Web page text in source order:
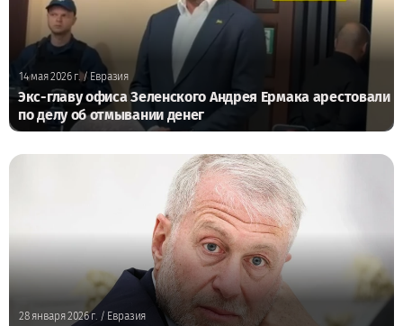
14 мая 2026 г./ Евразия
Экс-главу офиса Зеленского Андрея Ермака арестовали
по делу об отмывании денег
28 января 2026 г. / Евразия